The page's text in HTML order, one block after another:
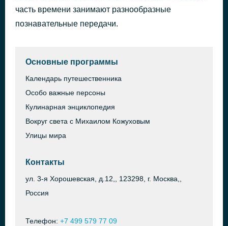
часть времени занимают разнообразные
познавательные передачи.
Основные программы
Календарь путешественника
Особо важные персоны
Кулинарная энциклопедия
Вокруг света с Михаилом Кожуховым
Улицы мира
Контакты
ул. 3-я Хорошевская, д.12,, 123298, г. Москва,,
Россия
Телефон: +7 499 579 77 09